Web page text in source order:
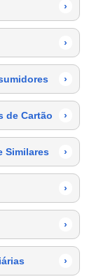
›
›
›
de Cartão ›
Similares ›
›
›
›